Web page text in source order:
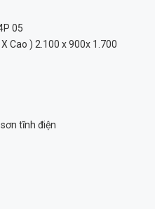
05
Cao ) 2.100 x 900x 1.700
tĩnh điện